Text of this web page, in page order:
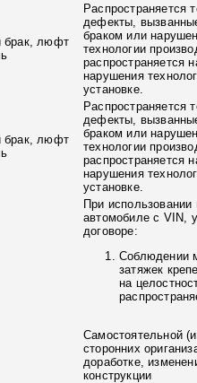
брак, люфт
Распространяется
дефекты,
браком или
технологии
распространяется
нарушения
установке.
брак, люфт
Распространяется
дефекты,
браком или
технологии
распространяется
нарушения
установке.
При использовании
автомобиле с VIN,
договоре:
Соблюдении
затяжек
на
Самостоятельной
сторонних
доработке,
конструкции